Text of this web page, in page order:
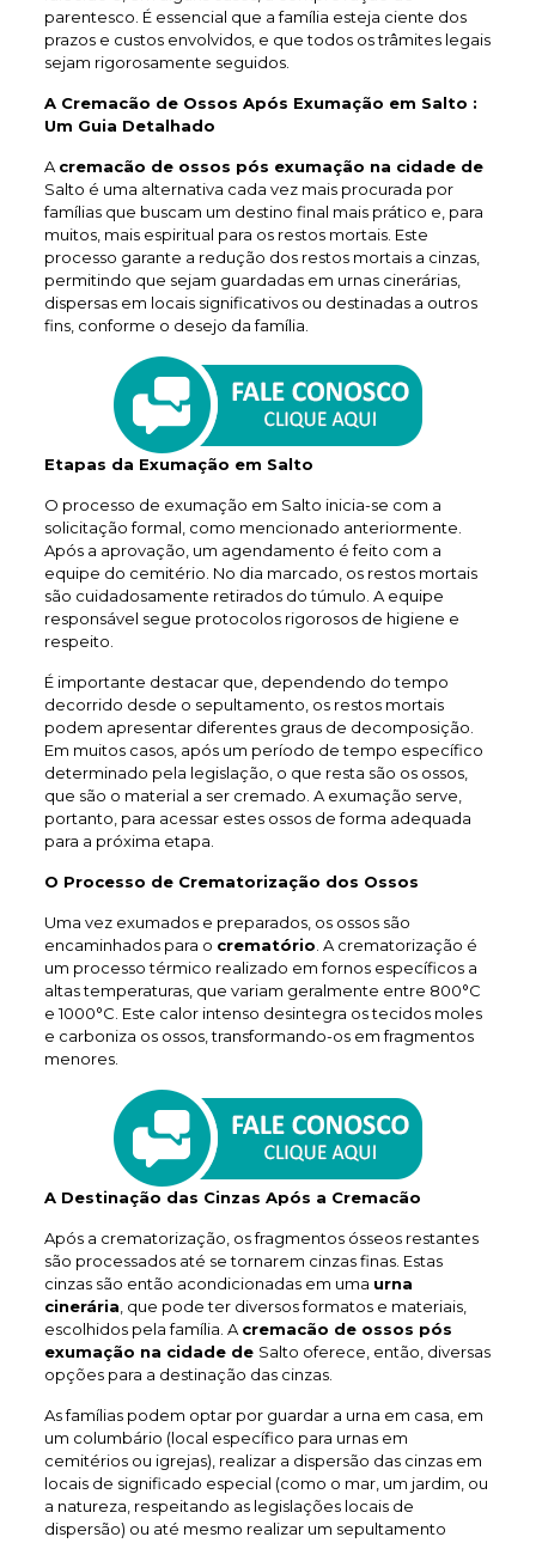
parentesco. É essencial que a família esteja ciente dos
prazos e custos envolvidos, e que todos os trâmites legais
sejam rigorosamente seguidos.
A Cremacão de Ossos Após Exumação em Salto :
Um Guia Detalhado
A cremacão de ossos pós exumação na cidade de
Salto é uma alternativa cada vez mais procurada por
famílias que buscam um destino final mais prático e, para
muitos, mais espiritual para os restos mortais. Este
processo garante a redução dos restos mortais a cinzas,
permitindo que sejam guardadas em urnas cinerárias,
dispersas em locais significativos ou destinadas a outros
fins, conforme o desejo da família.
Etapas da Exumação em Salto
O processo de exumação em Salto inicia-se com a
solicitação formal, como mencionado anteriormente.
Após a aprovação, um agendamento é feito com a
equipe do cemitério. No dia marcado, os restos mortais
são cuidadosamente retirados do túmulo. A equipe
responsável segue protocolos rigorosos de higiene e
respeito.
É importante destacar que, dependendo do tempo
decorrido desde o sepultamento, os restos mortais
podem apresentar diferentes graus de decomposição.
Em muitos casos, após um período de tempo específico
determinado pela legislação, o que resta são os ossos,
que são o material a ser cremado. A exumação serve,
portanto, para acessar estes ossos de forma adequada
para a próxima etapa.
O Processo de Crematorização dos Ossos
Uma vez exumados e preparados, os ossos são
encaminhados para o crematório . A crematorização é
um processo térmico realizado em fornos específicos a
altas temperaturas, que variam geralmente entre 800°C
e 1000°C. Este calor intenso desintegra os tecidos moles
e carboniza os ossos, transformando-os em fragmentos
menores.
A Destinação das Cinzas Após a Cremacão
Após a crematorização, os fragmentos ósseos restantes
são processados até se tornarem cinzas finas. Estas
cinzas são então acondicionadas em uma urna
cinerária , que pode ter diversos formatos e materiais,
escolhidos pela família. A cremacão de ossos pós
exumação na cidade de Salto oferece, então, diversas
opções para a destinação das cinzas.
As famílias podem optar por guardar a urna em casa, em
um columbário (local específico para urnas em
cemitérios ou igrejas), realizar a dispersão das cinzas em
locais de significado especial (como o mar, um jardim, ou
a natureza, respeitando as legislações locais de
dispersão) ou até mesmo realizar um sepultamento